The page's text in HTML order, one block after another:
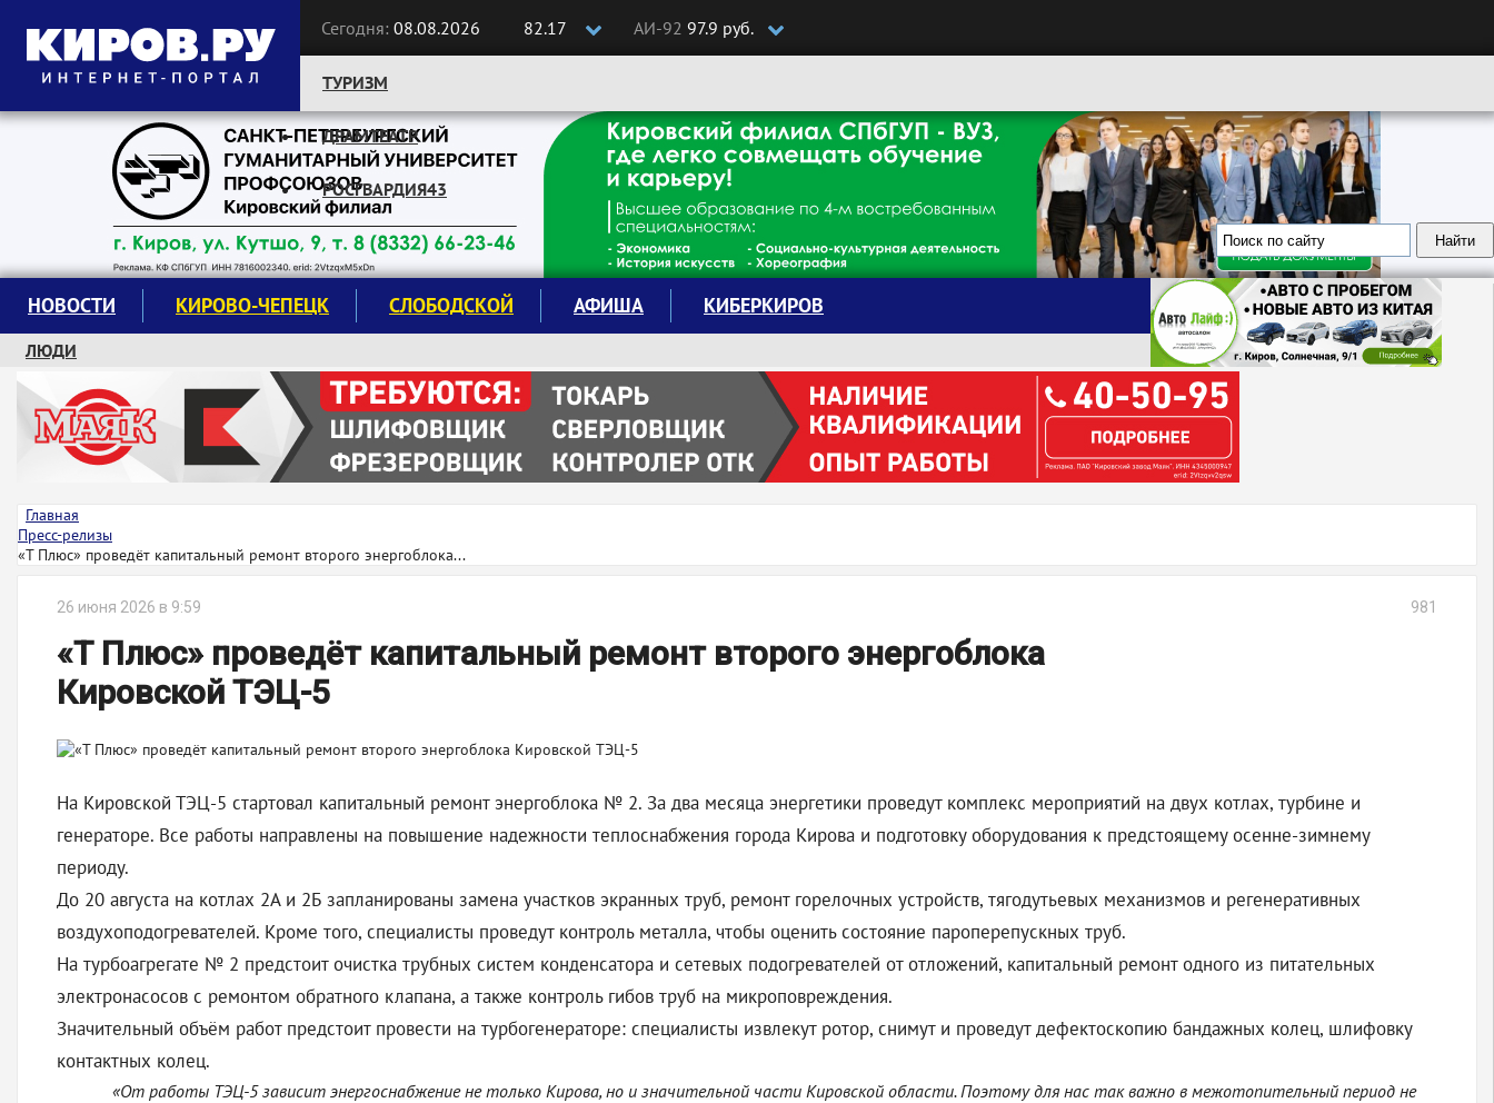
Сегодня: 08.08.2026 82.17 АИ-92 97.9 руб.
Следите за новостями:
ТУРИЗМ
ДРАМТЕАТР
РОСГВАРДИЯ43
НОВОСТИ КИРОВО-ЧЕПЕЦК СЛОБОДСКОЙ АФИША КИБЕРКИРОВ
ЛЮДИ
КРУЖКИ И СЕКЦИИ
ЗАВОДУ "МАЯК" 85 ЛЕТ
ЭКОЛОГИЯ
Главная
Пресс-релизы
«Т Плюс» проведёт капитальный ремонт второго энергоблока...
26 июня 2026 в 9:59 981
«Т Плюс» проведёт капитальный ремонт второго энергоблока
Кировской ТЭЦ-5
На Кировской ТЭЦ-5 стартовал капитальный ремонт энергоблока № 2. За два месяца энергетики проведут комплекс мероприятий на двух котлах, турбине и
генераторе. Все работы направлены на повышение надежности теплоснабжения города Кирова и подготовку оборудования к предстоящему осенне-зимнему
периоду.
До 20 августа на котлах 2А и 2Б запланированы замена участков экранных труб, ремонт горелочных устройств, тягодутьевых механизмов и регенеративных
воздухоподогревателей. Кроме того, специалисты проведут контроль металла, чтобы оценить состояние пароперепускных труб.
На турбоагрегате № 2 предстоит очистка трубных систем конденсатора и сетевых подогревателей от отложений, капитальный ремонт одного из питательных
электронасосов с ремонтом обратного клапана, а также контроль гибов труб на микроповреждения.
Значительный объём работ предстоит провести на турбогенераторе: специалисты извлекут ротор, снимут и проведут дефектоскопию бандажных колец, шлифовку
контактных колец.
«От работы ТЭЦ-5 зависит энергоснабжение не только Кирова, но и значительной части Кировской области. Поэтому для нас так важно в межотопительный период не